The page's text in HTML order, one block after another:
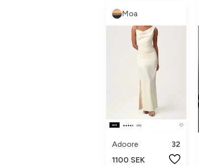
Moa
Adoore
32
1100 SEK